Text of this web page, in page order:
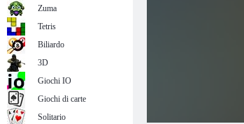
Zuma
Tetris
Biliardo
3D
Giochi IO
Giochi di carte
Solitario